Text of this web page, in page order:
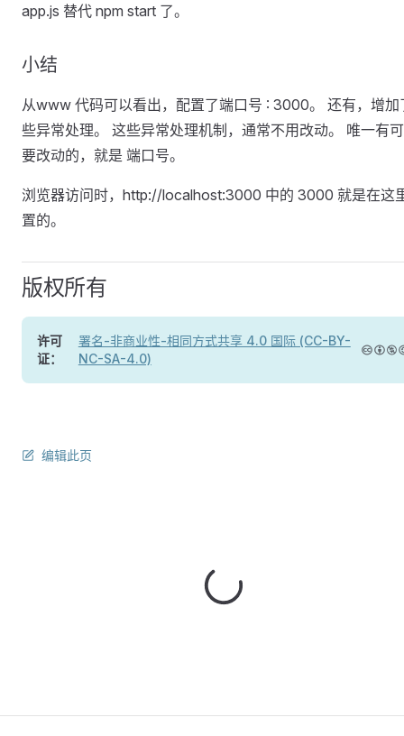
app.js 替代 npm start 了。
小结
从www 代码可以看出，配置了端口号 : 3000。 还有，增加
些异常处理。 这些异常处理机制，通常不用改动。 唯一有
要改动的，就是 端口号。
浏览器访问时，http://localhost:3000 中的 3000 就是在这
置的。
版权所有
许可
证：
署名-非商业性-相同方式共享 4.0 国际 (CC-BY-
NC-SA-4.0)
编辑此页